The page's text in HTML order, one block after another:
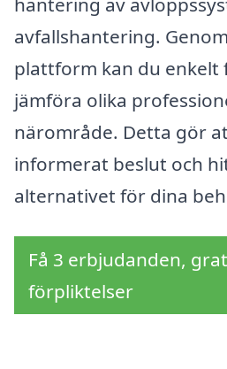
avfallshantering.
plattform kan du enkelt
jämföra olika
närområde. Detta gör
informerat beslut och
alternativet för dina
Få 3 erbjudanden,
förpliktelser